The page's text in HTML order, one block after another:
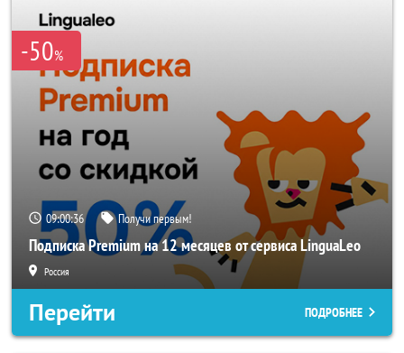
-50%
09:00:33 Получи первым!
Подписка Premium на 12 месяцев от сервиса LinguaLeo
Россия
Перейти ПОДРОБНЕЕ